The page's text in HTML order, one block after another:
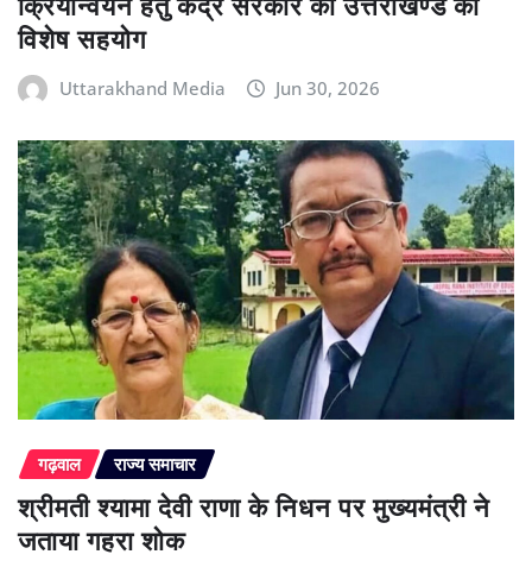
विशेष सहयोग
Uttarakhand Media Jun 30, 2026
गढ़वाल राज्य समाचार
श्रीमती श्यामा देवी राणा के निधन पर मुख्यमंत्री ने
जताया गहरा शोक